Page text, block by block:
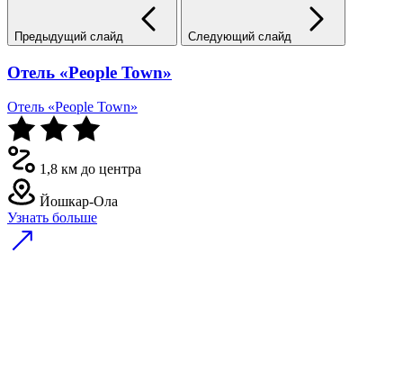
Предыдущий слайд Следующий слайд
Отель «People Town»
Отель «People Town»
1,8 км до центра
Йошкар-Ола
Узнать больше